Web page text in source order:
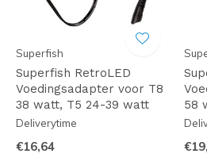
Superfish
Superfish RetroLED
Voedingsadapter voor T8
38 watt, T5 24-39 watt
Deliverytime
€16,64
58